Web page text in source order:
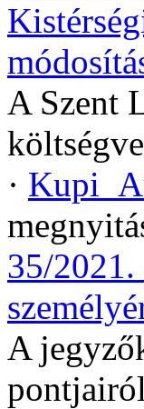
A Szent
·
35/
A
pontjairól